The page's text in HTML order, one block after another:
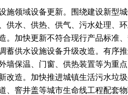
领域设备更新。围绕建设新型城
供水、供热、供气、污水处理、环
。加快更新不符合现行产品标准
蓄供水设施设备升级改造。有序
墙保温、门窗、供热装置等为重
改造。加快推进城镇生活污水垃圾
、窨井盖等城市生命线工程配套物